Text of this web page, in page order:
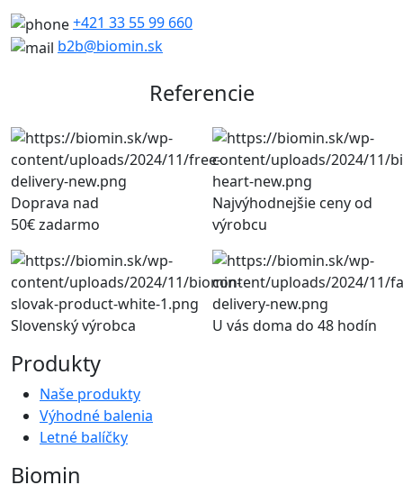
+421 33 55 99 660
b2b@biomin.sk
Referencie
Doprava nad
50€ zadarmo
Najvýhodnejšie ceny od
výrobcu
Slovenský výrobca U vás doma do 48 hodín
Produkty
Naše produkty
Výhodné balenia
Letné balíčky
Biomin